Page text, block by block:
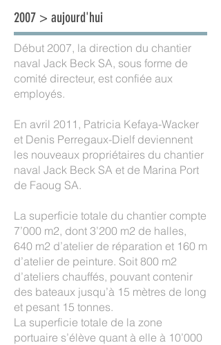
2007 > aujourd'hui
Début 2007, la direction du chantier
naval Jack Beck SA, sous forme de
comité directeur, est confiée aux
employés.
En avril 2011, Patricia Kefaya-Wacker
et Denis Perregaux-Dielf deviennent
les nouveaux propriétaires du chantier
naval Jack Beck SA et de Marina Port
de Faoug SA.
La superficie totale du chantier compte
7’000 m2, dont 3’200 m2 de halles,
640 m2 d’atelier de réparation et 160 m
d’atelier de peinture. Soit 800 m2
d’ateliers chauffés, pouvant contenir
des bateaux jusqu’à 15 mètres de long
et pesant 15 tonnes.
La superficie totale de la zone
portuaire s’élève quant à elle à 10’000